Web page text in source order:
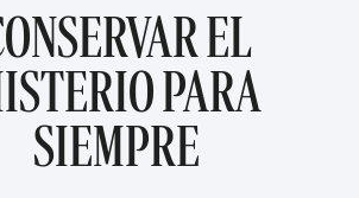
EL
PARA
SIEMPRE